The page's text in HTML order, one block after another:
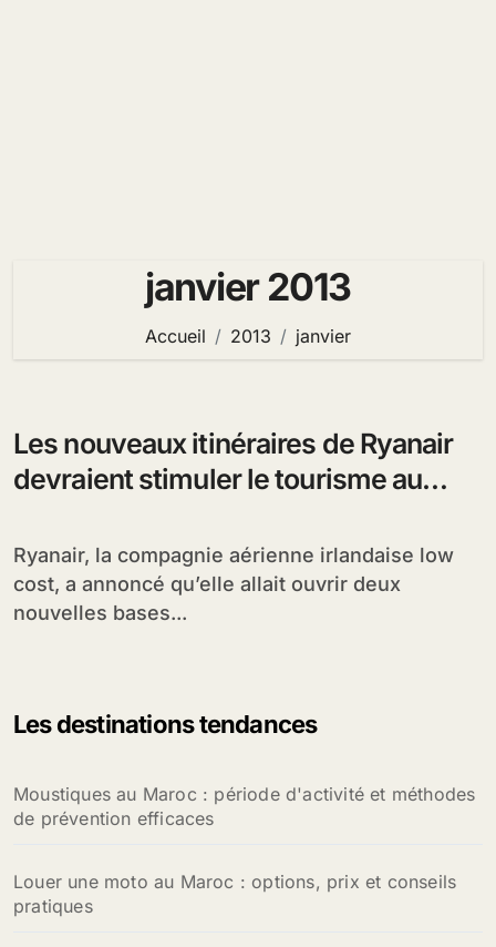
janvier 2013
Accueil 2013 janvier
Les nouveaux itinéraires de Ryanair
devraient stimuler le tourisme au
Ryanair, la compagnie aérienne irlandaise low
cost, a annoncé qu’elle allait ouvrir deux
nouvelles bases...
Les destinations tendances
Moustiques au Maroc : période d'activité et méthodes
de prévention efficaces
Louer une moto au Maroc : options, prix et conseils
pratiques